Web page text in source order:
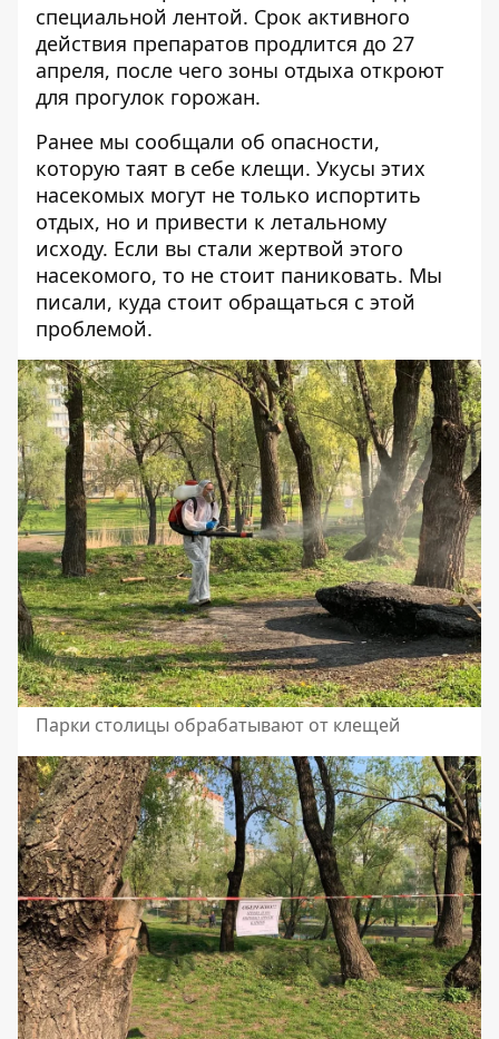
специальной лентой. Срок активного
действия препаратов продлится до 27
апреля, после чего зоны отдыха откроют
для прогулок горожан.
Ранее мы сообщали об опасности,
которую таят в себе клещи. Укусы этих
насекомых могут не только испортить
отдых, но и привести к летальному
исходу. Если вы стали жертвой этого
насекомого, то не стоит паниковать. Мы
писали, куда стоит обращаться с этой
проблемой.
Парки столицы обрабатывают от клещей